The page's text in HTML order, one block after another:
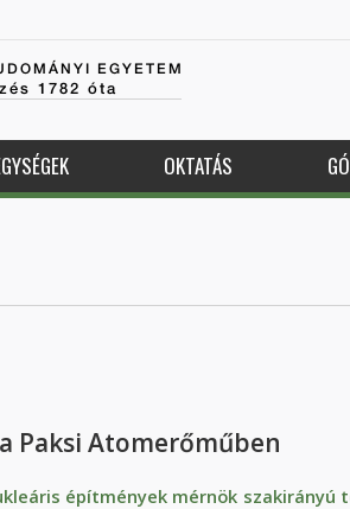
EGYETEM
1782 óta
OKTATÁS
Paksi Atomerőműben
építmények mérnök szakirányú